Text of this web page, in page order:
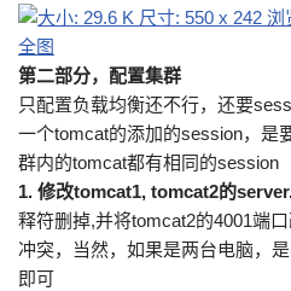
第二部分，配置集群
只配置负载均衡还不行，还要
一个tomcat的添加的session，是
群内的tomcat都有相同的session
1. 修改tomcat1, tomcat2的
释符删掉,并将tomcat2的4001端
冲突，当然，如果是两台电脑，
即可